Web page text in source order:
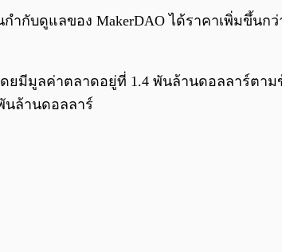
กับดูแลของ MakerDAO ได้ราคาเพิ่มขึ้นก
ยมีมูลค่าตลาดอยู่ที่ 1.4 พันล้านดอลลาร์ตาม
นล้านดอลลาร์